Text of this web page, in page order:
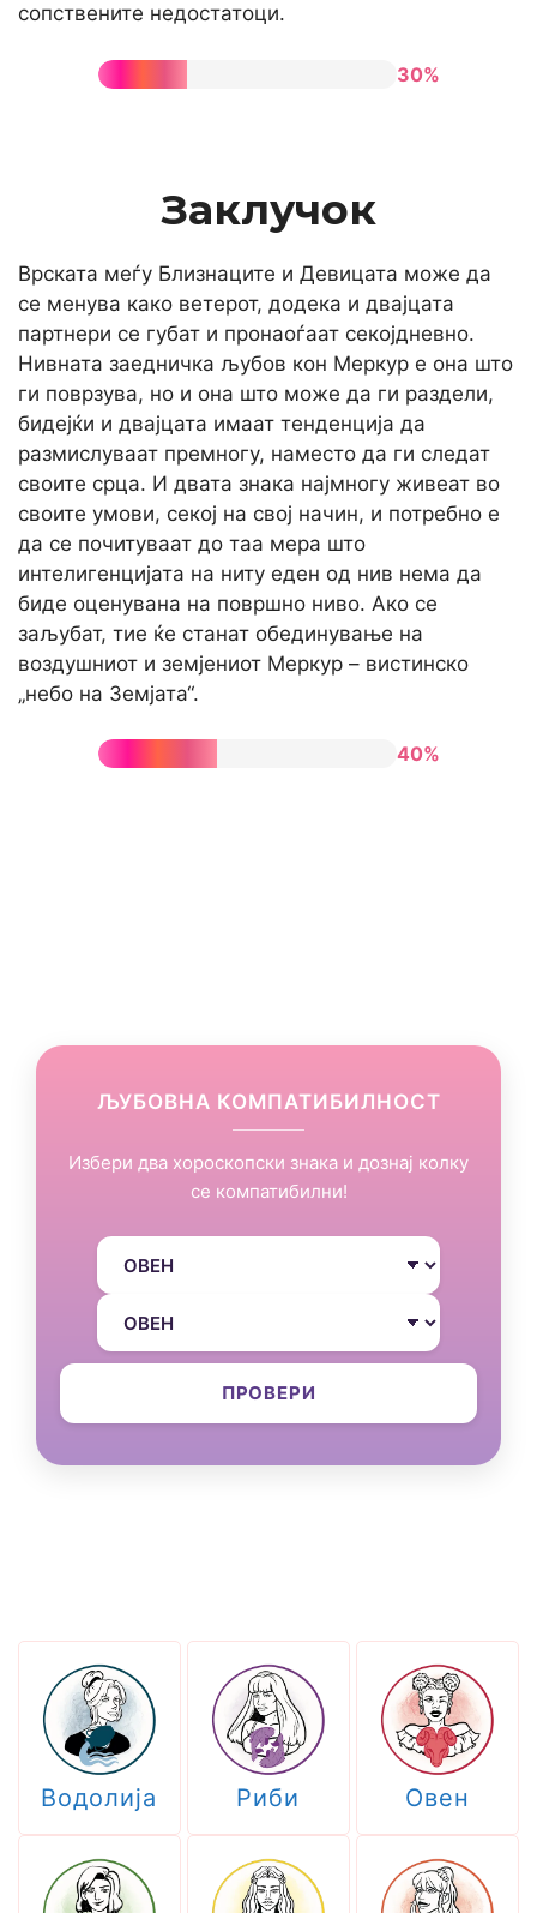
сопствените недостатоци.
30%
Заклучок
Врската меѓу Близнаците и Девицата може да
се менува како ветерот, додека и двајцата
партнери се губат и пронаоѓаат секојдневно.
Нивната заедничка љубов кон Меркур е она што
ги поврзува, но и она што може да ги раздели,
бидејќи и двајцата имаат тенденција да
размислуваат премногу, наместо да ги следат
своите срца. И двата знака најмногу живеат во
своите умови, секој на свој начин, и потребно е
да се почитуваат до таа мера што
интелигенцијата на ниту еден од нив нема да
биде оценувана на површно ниво. Ако се
заљубат, тие ќе станат обединување на
воздушниот и земјениот Меркур – вистинско
„небо на Земјата“.
40%
ЉУБОВНА КОМПАТИБИЛНОСТ
Избери два хороскопски знака и дознај колку
се компатибилни!
ПРОВЕРИ
Водолија Риби Овен